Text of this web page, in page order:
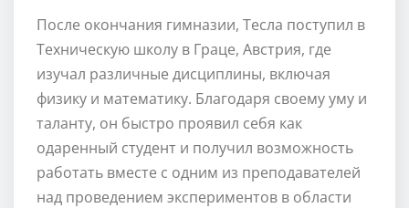
После окончания гимназии, Тесла поступил в
Техническую школу в Граце, Австрия, где
изучал различные дисциплины, включая
физику и математику. Благодаря своему уму и
таланту, он быстро проявил себя как
одаренный студент и получил возможность
работать вместе с одним из преподавателей
над проведением экспериментов в области